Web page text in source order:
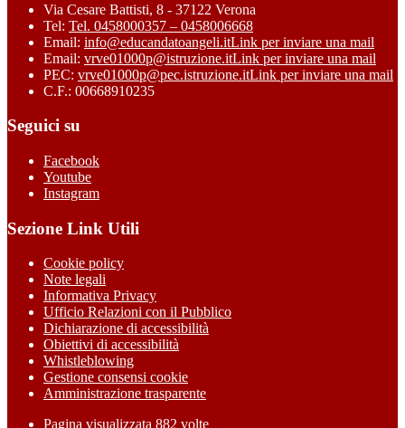
Via Cesare Battisti, 8 - 37122 Verona
Tel: Tel. 0458000357 – 0458006668
Email: info@educandatoangeli.itLink per inviare una mail
Email: vrve01000p@istruzione.itLink per inviare una mail
PEC: vrve01000p@pec.istruzione.itLink per inviare una mail
C.F.: 00668910235
Seguici su
Facebook
Youtube
Instagram
Sezione Link Utili
Cookie policy
Note legali
Informativa Privacy
Ufficio Relazioni con il Pubblico
Dichiarazione di accessibilità
Obiettivi di accessibilità
Whistleblowing
Gestione consensi cookie
Amministrazione trasparente
Pagina visualizzata 882 volte